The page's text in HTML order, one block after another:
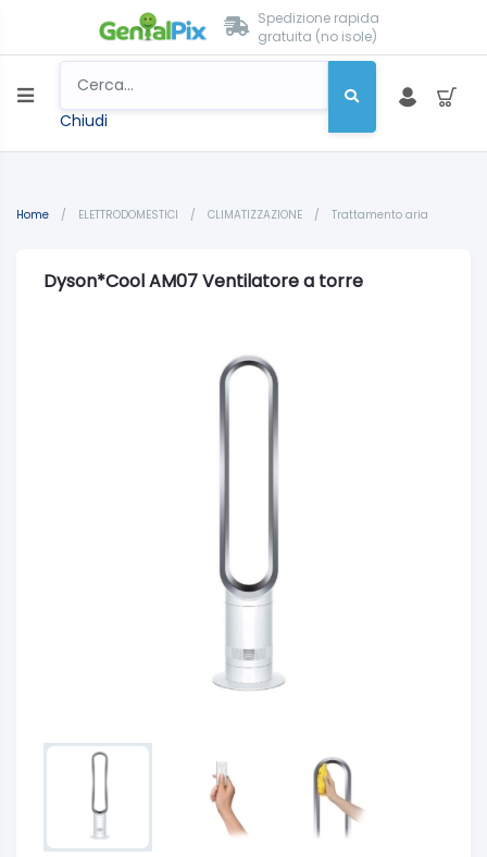
Spedizione rapida
gratuita (no isole)
Chiudi
Home / ELETTRODOMESTICI / CLIMATIZZAZIONE / Trattamento aria
Dyson*Cool AM07 Ventilatore a torre